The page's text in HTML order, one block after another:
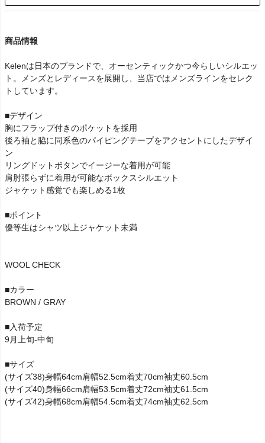
商品情報
Kelenは日本のブランドで、オーセンティックかつ今らしいシルエッ
ト。メンズとレディースを展開し、当店ではメンズラインをセレク
トしています。
■デザイン
胸にフラップ付きのポケットを採用
後ろ袖と脇に同系色のパイピングテープをアクセントにしたデザイ
ン
リングドットボタンでイージーな着用が可能
肩肘張らずに着用が可能なボックスシルエット
ジャケット感覚でも楽しめる1枚
■ポイント
優等生はシャツ以上ジャケット未満
WOOL CHECK
■カラー
BROWN / GRAY
■入荷予定
9月上旬-中旬
■サイズ
(サイズ38)身幅64cm肩幅52.5cm着丈70cm袖丈60.5cm
(サイズ40)身幅66cm肩幅53.5cm着丈72cm袖丈61.5cm
(サイズ42)身幅68cm肩幅54.5cm着丈74cm袖丈62.5cm